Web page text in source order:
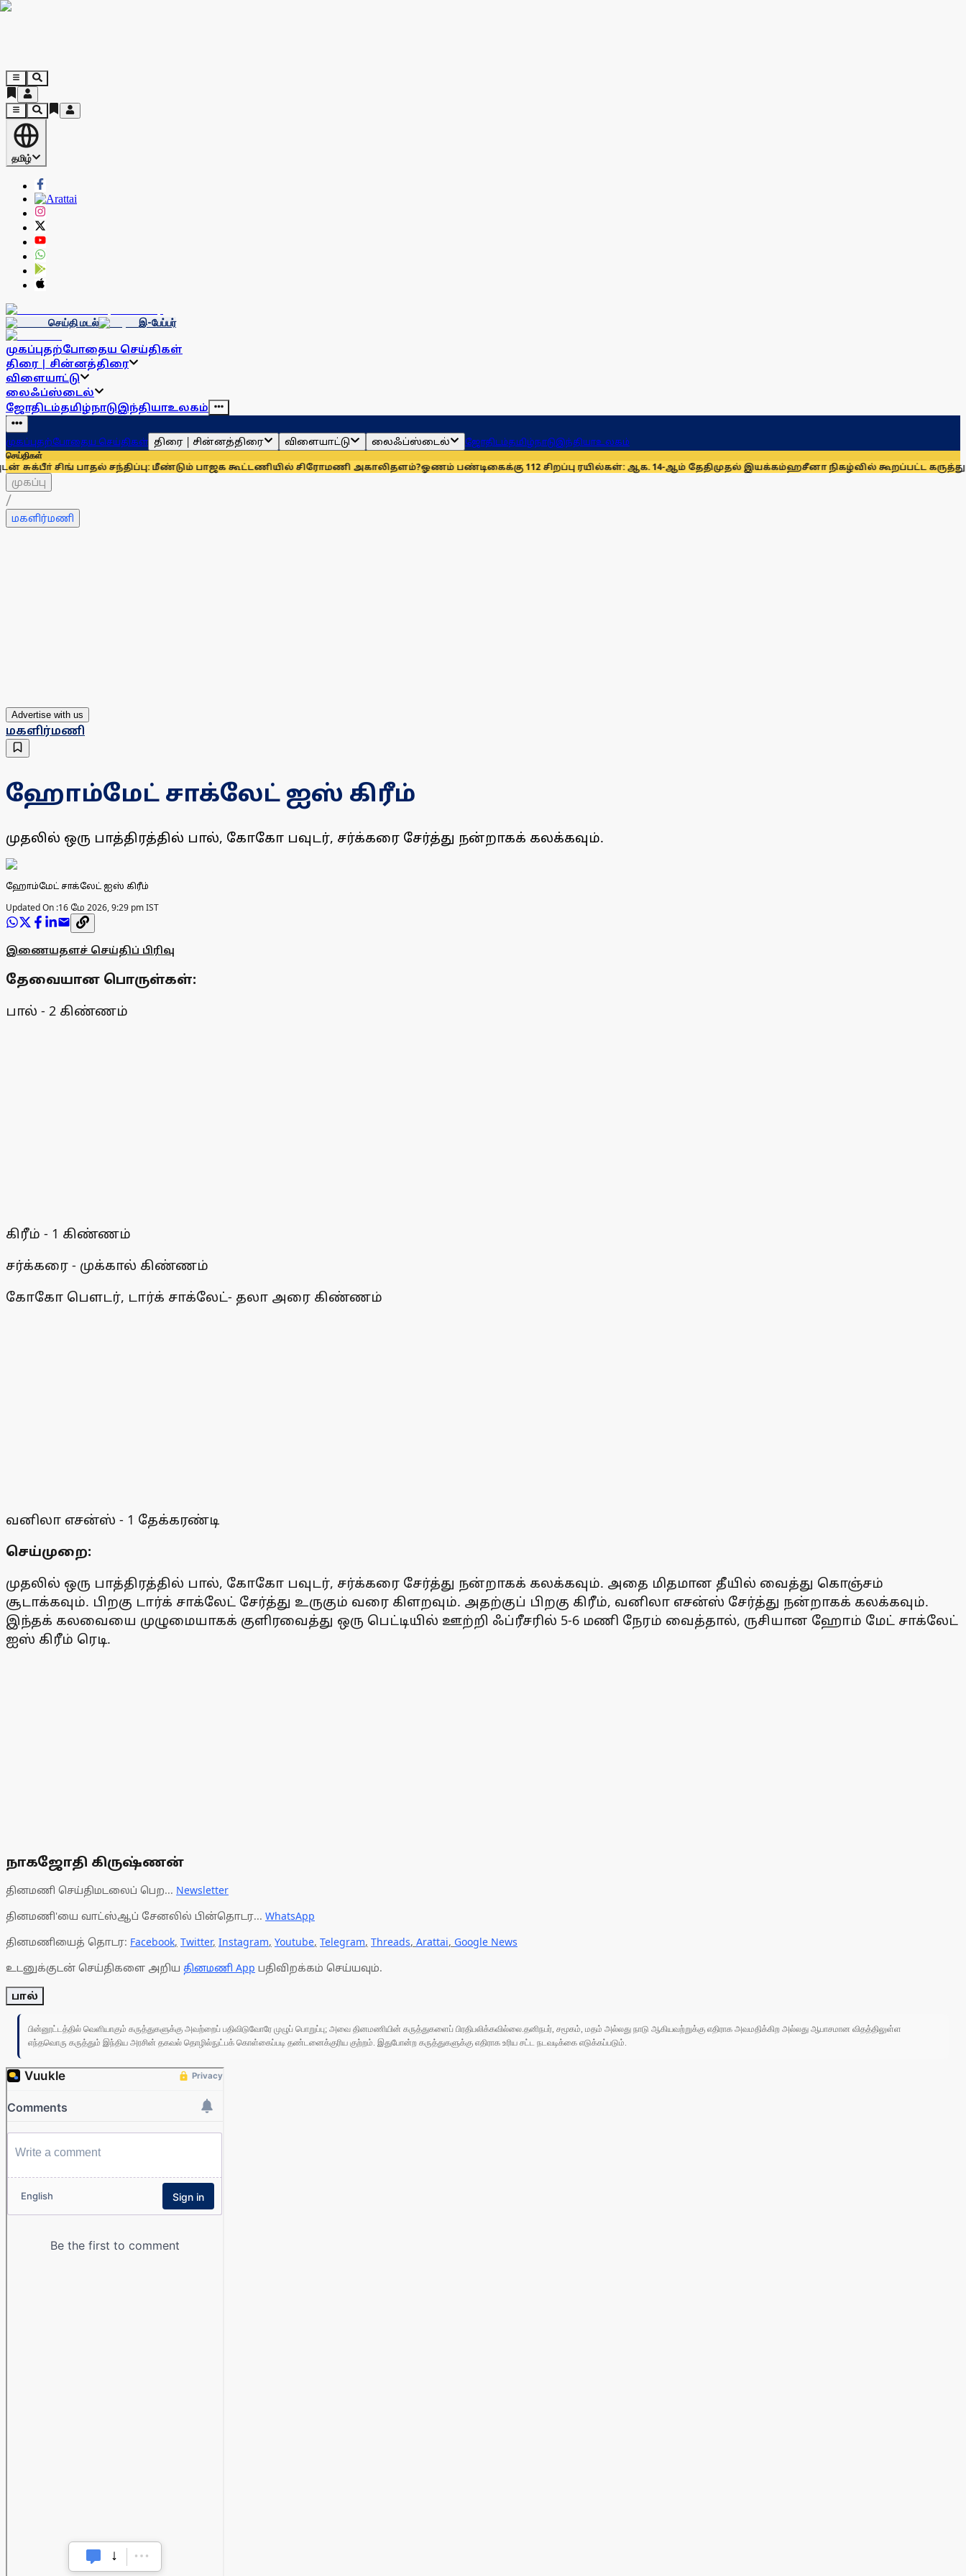
தமிழ்
செய்தி மடல் இ-பேப்பர்
முகப்புதற்போதைய செய்திகள்
திரை | சின்னத்திரை
விளையாட்டு
லைஃப்ஸ்டைல்
ஜோதிடம்தமிழ்நாடுஇந்தியாஉலகம்
முகப்புதற்போதைய செய்திகள் திரை | சின்னத்திரை விளையாட்டு லைஃப்ஸ்டைல் ஜோதிடம்தமிழ்நாடுஇந்தியாஉலகம்
செய்திகள்
பாதல் சந்திப்பு: மீண்டும் பாஜக கூட்டணியில் சிரோமணி அகாலிதளம்?ஓணம் பண்டிகைக்கு 112 சிறப்பு ரயில்கள்: ஆக. 14-ஆம் தேதிமுதல் இயக்கம்ஹசீனா நிகழ்வில் கூறப்பட்ட கருத்துகளை
முகப்பு
/
மகளிர்மணி
Advertise with us
மகளிர்மணி
ஹோம்மேட் சாக்லேட் ஐஸ் கிரீம்
முதலில் ஒரு பாத்திரத்தில் பால், கோகோ பவுடர், சர்க்கரை சேர்த்து நன்றாகக் கலக்கவும்.
ஹோம்மேட் சாக்லேட் ஐஸ் கிரீம்
Updated On :16 மே 2026, 9:29 pm IST
இணையதளச் செய்திப் பிரிவு
தேவையான பொருள்கள்:
பால் - 2 கிண்ணம்
கிரீம் - 1 கிண்ணம்
சர்க்கரை - முக்கால் கிண்ணம்
கோகோ பௌடர், டார்க் சாக்லேட்- தலா அரை கிண்ணம்
வனிலா எசன்ஸ் - 1 தேக்கரண்டி
செய்முறை:
முதலில் ஒரு பாத்திரத்தில் பால், கோகோ பவுடர், சர்க்கரை சேர்த்து நன்றாகக் கலக்கவும். அதை மிதமான தீயில் வைத்து கொஞ்சம்
சூடாக்கவும். பிறகு டார்க் சாக்லேட் சேர்த்து உருகும் வரை கிளறவும். அதற்குப் பிறகு கிரீம், வனிலா எசன்ஸ் சேர்த்து நன்றாகக் கலக்கவும்.
இந்தக் கலவையை முழுமையாகக் குளிரவைத்து ஒரு பெட்டியில் ஊற்றி ஃப்ரீசரில் 5-6 மணி நேரம் வைத்தால், ருசியான ஹோம் மேட் சாக்லேட்
ஐஸ் கிரீம் ரெடி.
நாகஜோதி கிருஷ்ணன்
தினமணி செய்திமடலைப் பெற... Newsletter
தினமணி'யை வாட்ஸ்ஆப் சேனலில் பின்தொடர... WhatsApp
தினமணியைத் தொடர: Facebook, Twitter, Instagram, Youtube, Telegram, Threads, Arattai, Google News
உடனுக்குடன் செய்திகளை அறிய தினமணி App பதிவிறக்கம் செய்யவும்.
பால்
பின்னூட்டத்தில் வெளியாகும் கருத்துகளுக்கு அவற்றைப் பதிவிடுவோரே முழுப் பொறுப்பு; அவை தினமணியின் கருத்துகளைப் பிரதிபலிக்கவில்லை.தனிநபர், சமூகம், மதம் அல்லது நாடு ஆகியவற்றுக்கு எதிராக அவமதிக்கிற அல்லது ஆபாசமான விதத்திலுள்ள
எந்தவொரு கருத்தும் இந்திய அரசின் தகவல் தொழில்நுட்பக் கொள்கைப்படி தண்டனைக்குரிய குற்றம். இதுபோன்ற கருத்துகளுக்கு எதிராக உரிய சட்ட நடவடிக்கை எடுக்கப்படும்.